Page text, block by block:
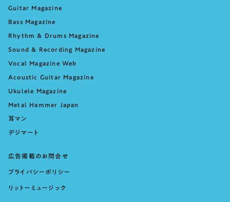
Guitar Magazine
Bass Magazine
Rhythm & Drums Magazine
Sound & Recording Magazine
Vocal Magazine Web
Acoustic Guitar Magazine
Ukulele Magazine
Metal Hammer Japan
耳マン
デジマート
広告掲載のお問合せ
プライバシーポリシー
リットーミュージック